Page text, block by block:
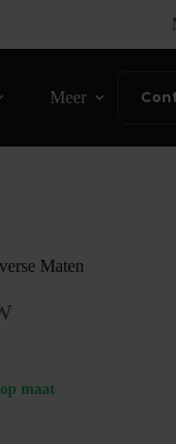
Meer
Maten
maat